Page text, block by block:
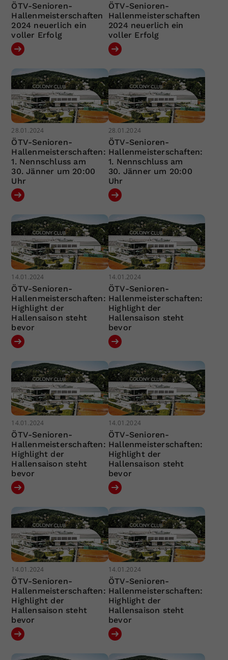
ÖTV-Senioren-
Hallenmeisterschaften
2024 neuerlich ein
voller Erfolg
ÖTV-Senioren-
Hallenmeisterschaften
2024 neuerlich ein
voller Erfolg
28.01.2024
ÖTV-Senioren-
Hallenmeisterschaften:
1. Nennschluss am
30. Jänner um 20:00
Uhr
28.01.2024
ÖTV-Senioren-
Hallenmeisterschaften:
1. Nennschluss am
30. Jänner um 20:00
Uhr
14.01.2024
ÖTV-Senioren-
Hallenmeisterschaften:
Highlight der
Hallensaison steht
bevor
14.01.2024
ÖTV-Senioren-
Hallenmeisterschaften:
Highlight der
Hallensaison steht
bevor
14.01.2024
ÖTV-Senioren-
Hallenmeisterschaften:
Highlight der
Hallensaison steht
bevor
14.01.2024
ÖTV-Senioren-
Hallenmeisterschaften:
Highlight der
Hallensaison steht
bevor
14.01.2024
ÖTV-Senioren-
Hallenmeisterschaften:
Highlight der
Hallensaison steht
bevor
14.01.2024
ÖTV-Senioren-
Hallenmeisterschaften:
Highlight der
Hallensaison steht
bevor